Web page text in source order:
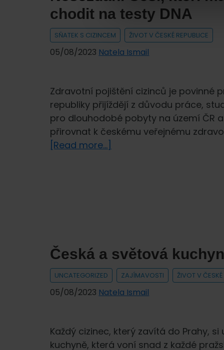
chodit na testy DNA
SŇATEK S CIZINCEM ŽIVOT V ČESKÉ REPUBLICE
05/08/2023 Natela Ismail
Zdravotní pojištění cizinců je povinné
republiky přijíždějí z důvodu práce,
pro dlouhodobé pobyty na území ČR
přirovnat k českému veřejnému
[Read more...]
by
měli
chodit
na
Česká a světová
UNCATEGORIZED ZAJÍMAVOSTI ŽIVOT V ČESKÉ
05/08/2023 Natela Ismail
Každý cizinec, který zavítá do Prahy,
kuchyně, která voní snad z každé